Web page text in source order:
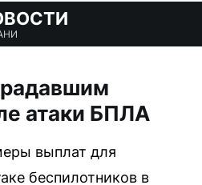
атаки БПЛА
выплат для
беспилотников в